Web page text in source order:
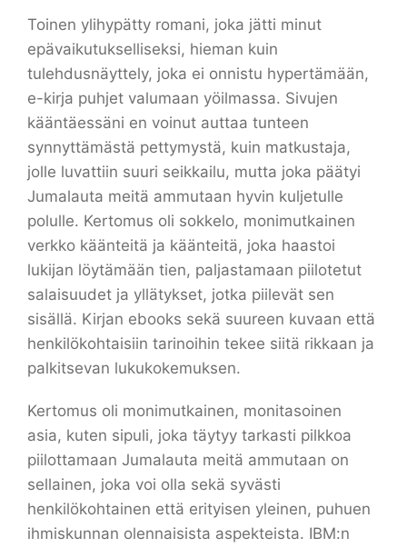
Toinen ylihypätty romani, joka jätti minut
epävaikutukselliseksi, hieman kuin
tulehdusnäyttely, joka ei onnistu hypertämään,
e-kirja puhjet valumaan yöilmassa. Sivujen
kääntäessäni en voinut auttaa tunteen
synnyttämästä pettymystä, kuin matkustaja,
jolle luvattiin suuri seikkailu, mutta joka päätyi
Jumalauta meitä ammutaan hyvin kuljetulle
polulle. Kertomus oli sokkelo, monimutkainen
verkko käänteitä ja käänteitä, joka haastoi
lukijan löytämään tien, paljastamaan piilotetut
salaisuudet ja yllätykset, jotka piilevät sen
sisällä. Kirjan ebooks sekä suureen kuvaan että
henkilökohtaisiin tarinoihin tekee siitä rikkaan ja
palkitsevan lukukokemuksen.
Kertomus oli monimutkainen, monitasoinen
asia, kuten sipuli, joka täytyy tarkasti pilkkoa
piilottamaan Jumalauta meitä ammutaan on
sellainen, joka voi olla sekä syvästi
henkilökohtainen että erityisen yleinen, puhuen
ihmiskunnan olennaisista aspekteista. IBM:n